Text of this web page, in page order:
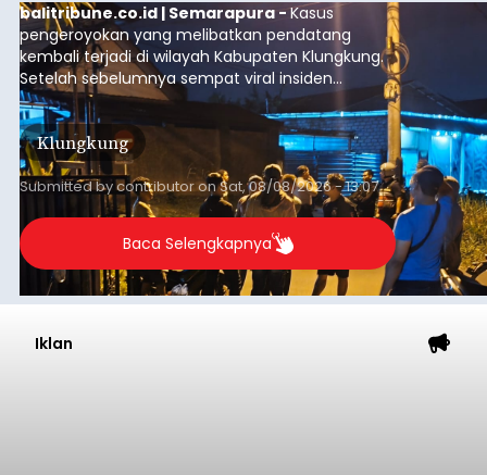
balitribune.co.id | Semarapura -Kasus
pengeroyokan yang melibatkan pendatang
kembali terjadi di wilayah Kabupaten Klungkung.
Setelah sebelumnya sempat viral insiden
keributan di barat Pasar Galiran, peristiwa serupa
kini menimpa seorang pemuda asal Kabupaten
Sumba Barat Daya (SBD), Nusa Tenggara Timur
(NTT).
Klungkung
Submitted bycontributoronSat, 08/08/2026 - 13:07
Baca Selengkapnya
Iklan